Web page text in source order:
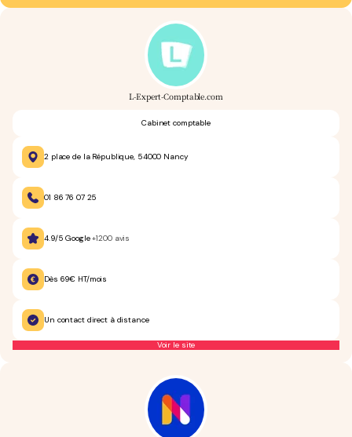
L-Expert-Comptable.com
Cabinet comptable
2 place de la République, 54000 Nancy
01 86 76 07 25
4.9/5 Google+1200 avis
Dès 69€ HT/mois
Un contact direct à distance
Voir le site